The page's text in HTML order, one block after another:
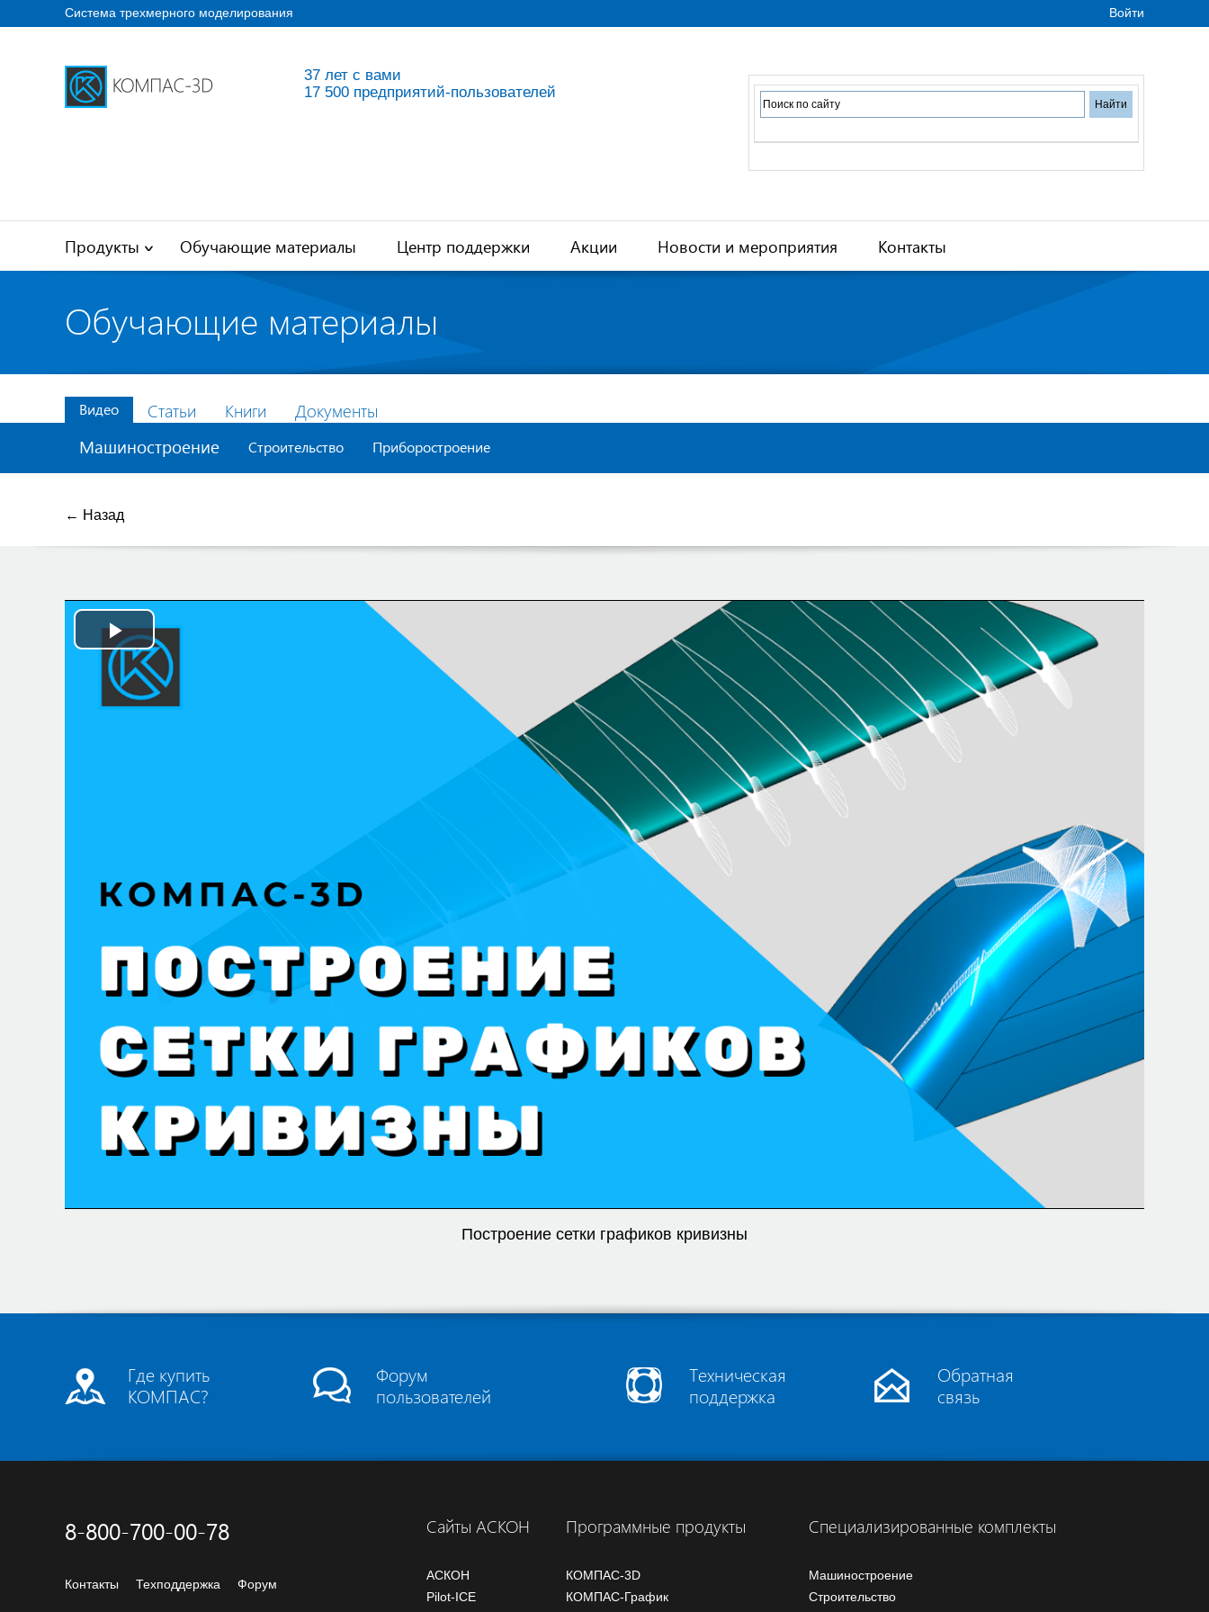
Система трехмерного моделирования Войти
37 лет с вами
17 500 предприятий-пользователей
Продукты Обучающие материалы Центр поддержки Акции Новости и мероприятия Контакты
Обучающие материалы
Видео
Машиностроение Строительство Приборостроение
Статьи Книги Документы
← Назад
Play
Video
Построение сетки графиков кривизны
Где купить
КОМПАС?
Форум
пользователей
Техническая
поддержка
Обратная
связь
8-800-700-00-78
Контакты Техподдержка Форум
Сайты АСКОН
АСКОН
Pilot-ICE
Программные продукты
КОМПАС-3D
КОМПАС-График
Специализированные комплекты
Машиностроение
Строительство